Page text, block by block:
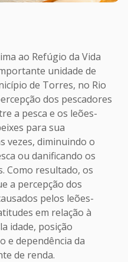
ao Refúgio da Vida
unidade de
de Torres, no Rio
dos pescadores
a pesca e os leões-
para sua
vezes, diminuindo o
ou danificando os
Como resultado, os
a percepção dos
pelos leões-
em relação à
idade, posição
e dependência da
de renda.